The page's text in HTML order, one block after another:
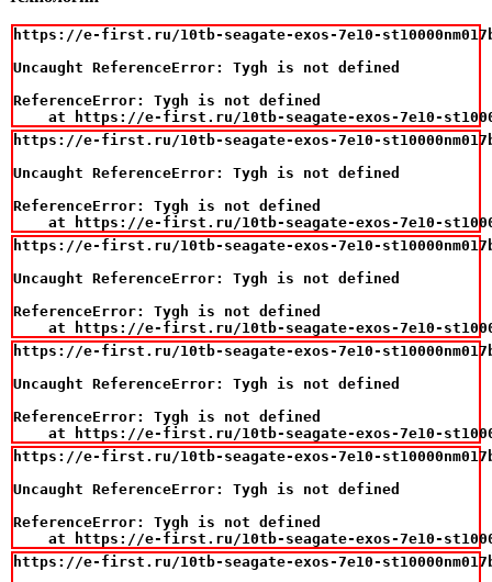
https://e-first.ru/10tb-seagate-exos-7e10-
Uncaught ReferenceError: Tygh is not defined
ReferenceError: Tygh is not defined
at https://e-first.ru/10tb-seagate-exos-7e10-
https://e-first.ru/10tb-seagate-exos-7e10-
Uncaught ReferenceError: Tygh is not defined
ReferenceError: Tygh is not defined
at https://e-first.ru/10tb-seagate-exos-7e10-
https://e-first.ru/10tb-seagate-exos-7e10-
Uncaught ReferenceError: Tygh is not defined
ReferenceError: Tygh is not defined
at https://e-first.ru/10tb-seagate-exos-7e10-
https://e-first.ru/10tb-seagate-exos-7e10-
Uncaught ReferenceError: Tygh is not defined
ReferenceError: Tygh is not defined
at https://e-first.ru/10tb-seagate-exos-7e10-
https://e-first.ru/10tb-seagate-exos-7e10-
Uncaught ReferenceError: Tygh is not defined
ReferenceError: Tygh is not defined
at https://e-first.ru/10tb-seagate-exos-7e10-
https://e-first.ru/10tb-seagate-exos-7e10-